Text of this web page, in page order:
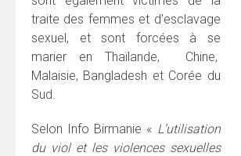
traite des femmes et d’esclavage
sexuel, et sont forcées à se
marier en Thaïlande, Chine,
Malaisie, Bangladesh et Corée du
Sud.
Selon Info Birmanie « L’utilisation
du viol et les violences sexuelles